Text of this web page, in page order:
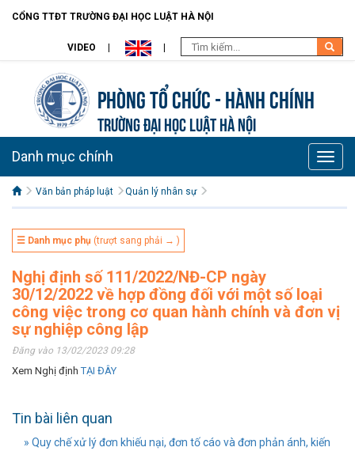
CỔNG TTĐT TRƯỜNG ĐẠI HỌC LUẬT HÀ NỘI
VIDEO
Phòng Tổ chức - Hành chính
TRƯỜNG ĐẠI HỌC LUẬT HÀ NỘI
Toggle
Danh mục chính
Văn bản pháp luật Quản lý nhân sự
☰ Danh mục phụ (trượt sang phải → )
Nghị định số 111/2022/NĐ-CP ngày
30/12/2022 về hợp đồng đối với một số loại
công việc trong cơ quan hành chính và đơn vị
sự nghiệp công lập
Đăng vào 13/02/2023 09:28
Xem Nghị địnhTẠI ĐÂY
Tin bài liên quan
» Quy chế xử lý đơn khiếu nại, đơn tố cáo và đơn phản ánh, kiến